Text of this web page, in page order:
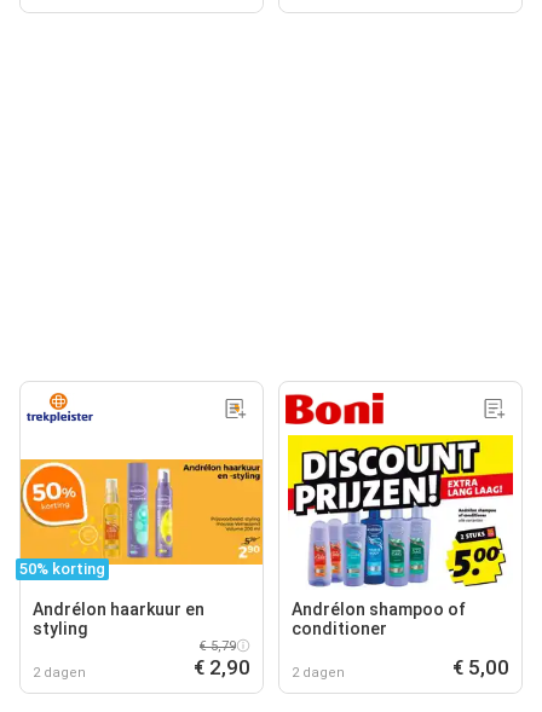
50% korting
Andrélon haarkuur en
styling
2 dagen
€ 5,79
€ 2,90
Andrélon shampoo of
conditioner
2 dagen € 5,00